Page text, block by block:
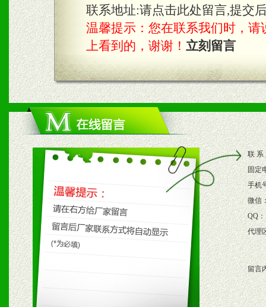
3、根据地方实际情况提供
具。
四、市场操作及支持
1、根据区域市场协助制定
2、根据具体情况公司给予
3、根据市场需要，派驻区
保产品顺利销售。
4、根据市场情况公司给予
购支持。
五、退换货制度
联系地址:请点击此处留言,提交
温馨提示：您在联系我们时，请
上看到的，谢谢！ 立刻留言
联 系
固定
手机
微信
QQ：
代理
留言